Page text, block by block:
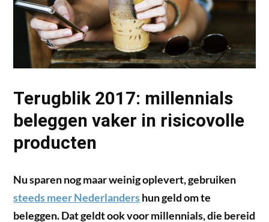
Terugblik 2017: millennials
beleggen vaker in risicovolle
producten
Nu sparen nog maar weinig oplevert, gebruiken
steeds meer Nederlandershun geld om te
beleggen. Dat geldt ook voor millennials, die bereid